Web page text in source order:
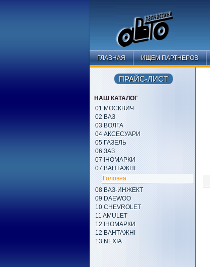
ГЛАВНАЯ ИЩЕМ ПАРТНЕРОВ
ПРАЙС-ЛИСТ
НАШ КАТАЛОГ
01 МОСКВИЧ
02 ВАЗ
03 ВОЛГА
04 АКСЕСУАРИ
05 ГАЗЕЛЬ
06 ЗАЗ
07 ІНОМАРКИ
07 ВАНТАЖНІ
Головна
08 ВАЗ-ИНЖЕКТ
09 DAEWOO
10 CHEVROLET
11 AMULET
12 ІНОМАРКИ
12 ВАНТАЖНІ
13 NEXIA